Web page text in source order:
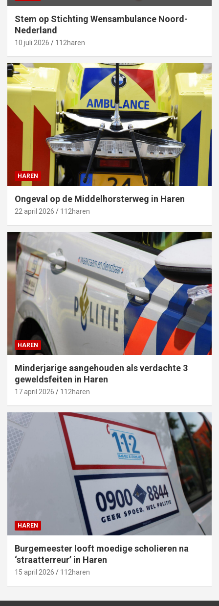
Stem op Stichting Wensambulance Noord-
Nederland
10 juli 2026 112haren
HAREN
Ongeval op de Middelhorsterweg in Haren
22 april 2026 112haren
HAREN
Minderjarige aangehouden als verdachte 3
geweldsfeiten in Haren
17 april 2026 112haren
HAREN
Burgemeester looft moedige scholieren na
‘straatterreur’ in Haren
15 april 2026 112haren